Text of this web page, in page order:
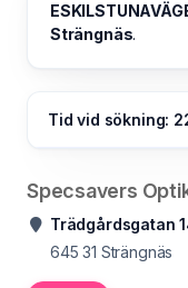
Strängnäs.
Tid vid sökning:
Specsavers
Trädgårdsgatan
645 31 Strängnäs